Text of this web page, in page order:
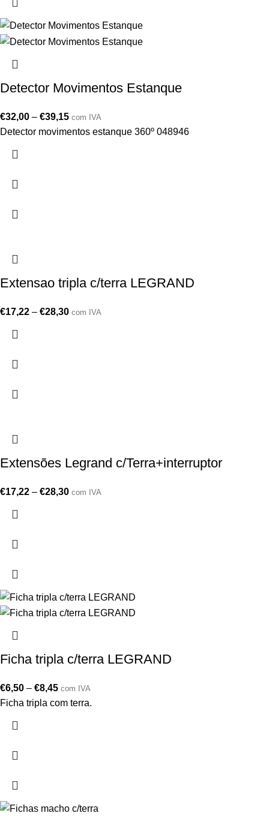
Detector Movimentos Estanque
€32,00 – €39,15 com IVA
Detector movimentos estanque 360º 048946
Extensao tripla c/terra LEGRAND
€17,22 – €28,30 com IVA
Extensões Legrand c/Terra+interruptor
€17,22 – €28,30 com IVA
Ficha tripla c/terra LEGRAND
€6,50 – €8,45 com IVA
Ficha tripla com terra.